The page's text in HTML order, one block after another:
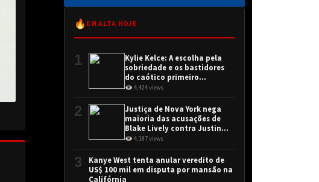
🔥 EM ALTA HOJE
1
Kylie Kelce: A escolha pela
sobriedade e os bastidores
do caótico primeiro
encontro
👁 4,424 views
2
Justiça de Nova York nega
maioria das acusações de
Blake Lively contra Justin
Baldoni
👁 4,187 views
3
Kanye West tenta anular veredito de
US$ 100 mil em disputa por mansão na
Califórnia